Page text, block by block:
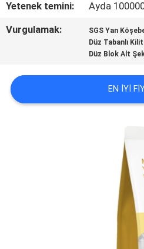
ISTEĞI
SITE
HARITASI
Yetenek temini:
Ayda
Vurgulamak:
SGS Yan
Düz Tabanlı
Düz Blok Alt
EN IYI